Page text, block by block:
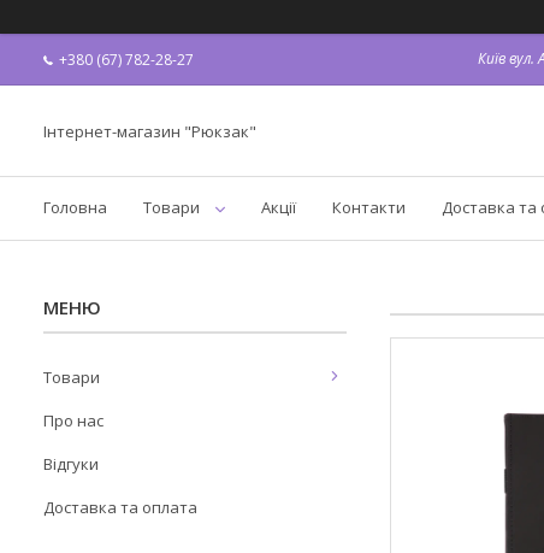
+380 (67) 782-28-27 Київ вул.
Інтернет-магазин "Рюкзак"
Головна Товари Акції Контакти Доставка та
Товари
Про нас
Відгуки
Доставка та оплата